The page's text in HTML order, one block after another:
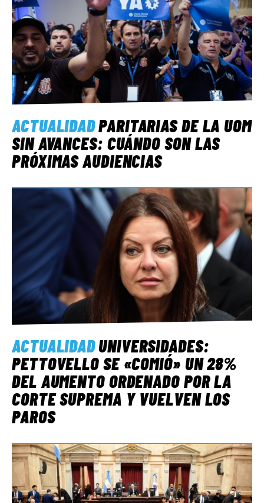
ACTUALIDADPARITARIAS DE LA UOM
SIN AVANCES: CUÁNDO SON LAS
PRÓXIMAS AUDIENCIAS
ACTUALIDADUNIVERSIDADES:
PETTOVELLO SE «COMIÓ» UN 28%
DEL AUMENTO ORDENADO POR LA
CORTE SUPREMA Y VUELVEN LOS
PAROS